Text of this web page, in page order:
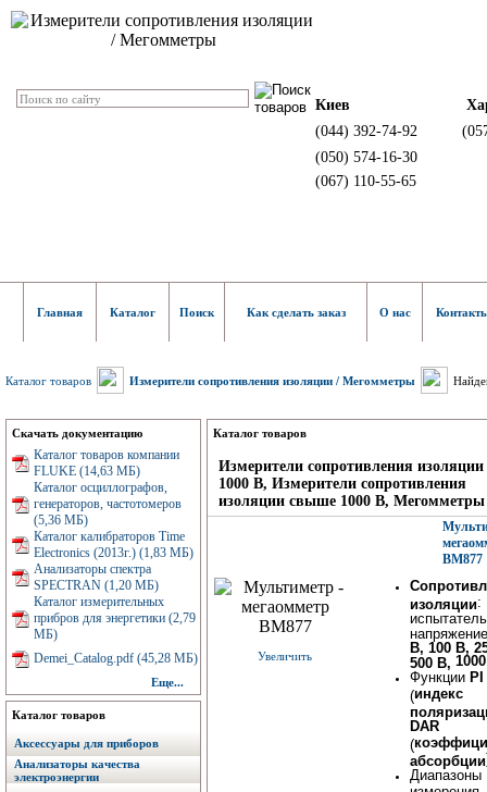
Киев
(044) 392-74-92
(050) 574-16-30
(067) 110-55-65
Главная Каталог Поиск Как сделать заказ О нас
Каталог товаров Измерители сопротивления изоляции / Мегомметры
Скачать документацию
Каталог товаров компании
FLUKE (14,63 МБ)
Каталог осциллографов,
генераторов, частотомеров
(5,36 МБ)
Каталог калибраторов Time
Electronics (2013г.) (1,83 МБ)
Анализаторы спектра
SPECTRAN (1,20 МБ)
Каталог измерительных
прибров для энергетики (2,79
МБ)
Demei_Catalog.pdf (45,28 МБ)
Еще...
Каталог товаров
Аксессуары для приборов
Анализаторы качества
электроэнергии
Каталог товаров
Измерители сопротивления изоляции
1000 В, Измерители сопротивления
изоляции свыше 1000 В, Мегомметры
BM877
Увеличить
изоляции:
В, 100 В,
500 В,
Функции PI
(индекс
DAR
(
абсорбции
Диапазоны